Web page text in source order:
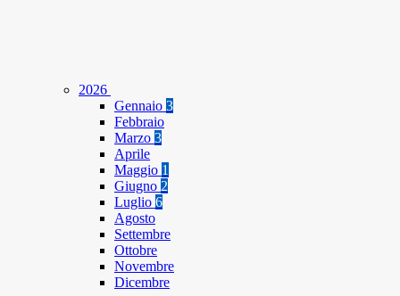
2026
Gennaio 3
Febbraio
Marzo 3
Aprile
Maggio 1
Giugno 2
Luglio 6
Agosto
Settembre
Ottobre
Novembre
Dicembre